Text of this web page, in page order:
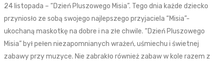
24 listopada – “Dzień Pluszowego Misia”. Tego dnia każde dziecko
przyniosło ze sobą swojego najlepszego przyjaciela “Misia”-
ukochaną maskotkę na dobre i na złe chwile. “Dzień Pluszowego
Misia” był pełen niezapomnianych wrażeń, uśmiechu i świetnej
zabawy przy muzyce. Nie zabrakło również zabaw w kole razem z